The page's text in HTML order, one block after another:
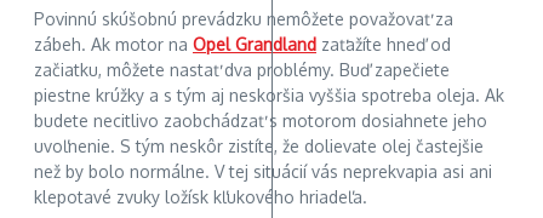
Povinnú skúšobnú prevádzku nemôžete považovať za
zábeh. Ak motor na Opel Grandland zaťažíte hneď od
začiatku, môžete nastať dva problémy. Buď zapečiete
piestne krúžky a s tým aj neskoršia vyššia spotreba oleja. Ak
budete necitlivo zaobchádzať s motorom dosiahnete jeho
uvoľnenie. S tým neskôr zistíte, že dolievate olej častejšie
než by bolo normálne. V tej situácií vás neprekvapia asi ani
klepotavé zvuky ložísk kľukového hriadeľa.